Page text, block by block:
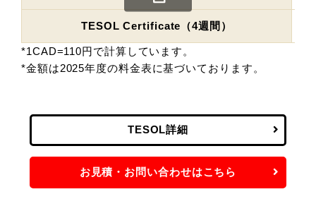
TESOL Certificate（4週間）
*1CAD=110円で計算しています。
*金額は2025年度の料金表に基づいております。
TESOL詳細
お見積・お問い合わせはこちら